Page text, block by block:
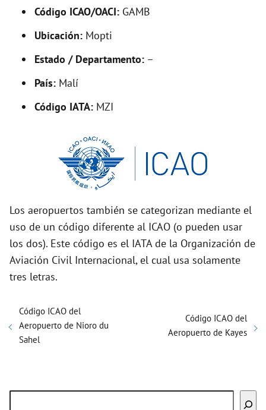
e
o
Código ICAO/OACI: GAMB
Ubicación: Mopti
Estado / Departamento: –
País: Malí
Código IATA: MZI
Los aeropuertos también se categorizan mediante el
uso de un código diferente al ICAO (o pueden usar
los dos). Este código es el IATA de la Organización de
Aviación Civil Internacional, el cual usa solamente
tres letras.
Código ICAO del
Aeropuerto de Nioro du
Sahel
Código ICAO del
Aeropuerto de Kayes